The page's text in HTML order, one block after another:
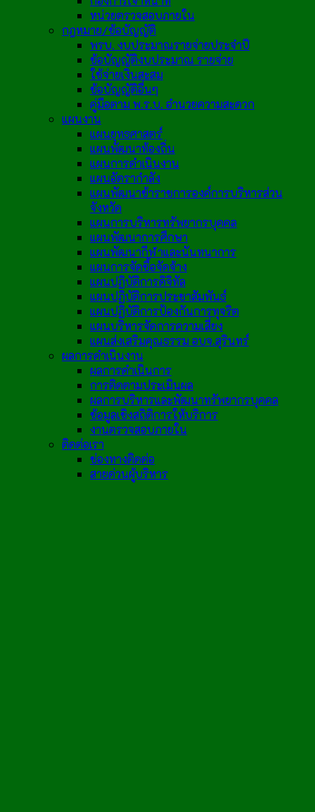
หน่วยตรวจสอบภายใน
กฎหมาย/ข้อบัญญัติ
พรบ. งบประมาณรายจ่ายประจำปี
ข้อบัญญัติงบประมาณ รายจ่าย
ใช้จ่ายเงินสะสม
ข้อบัญญัติอื่นๆ
คู่มือตาม พ.ร.บ. อำนวยความสะดวก
แผนงาน
แผนยุทธศาสตร์
แผนพัฒนาท้องถิ่น
แผนการดำเนินงาน
แผนอัตรากำลัง
แผนพัฒนาข้าราชการองค์การบริหารส่วน
จังหวัด
แผนการบริหารทรัพยากรบุคคล
แผนพัฒนาการศึกษา
แผนพัฒนากีฬาและนันทนาการ
แผนการจัดซื้อจัดจ้าง
แผนปฏิบัติการดิจิทัล
แผนปฏิบัติการประชาสัมพันธ์
แผนปฏิบัติการป้องกันการทุจริต
แผนบริหารจัดการความเสี่ยง
แผนส่งเสริมคุณธรรม อบจ.สุรินทร์
ผลการดำเนินงาน
ผลการดำเนินการ
การติดตามประเมินผล
ผลการบริหารและพัฒนาทรัพยากรบุคคล
ข้อมูลเชิงสถิติการให้บริการ
งานตรวจสอบภายใน
ติดต่อเรา
ช่องทางติดต่อ
สายด่วนผู้บริหาร